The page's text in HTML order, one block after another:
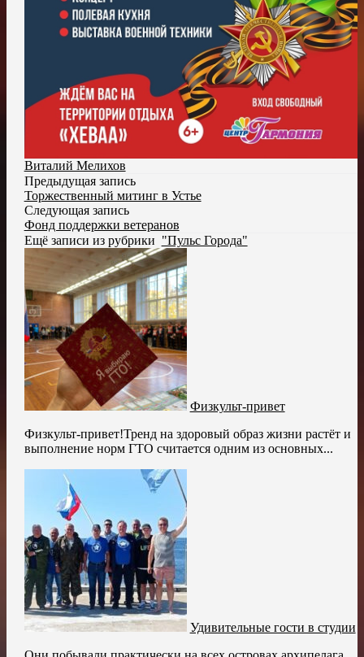
Виталий Мелихов
Предыдущая запись
Торжественный митинг в Устье
Следующая запись
Фонд поддержки ветеранов
Ещё записи из рубрики "Пульс Города"
Физкульт-привет
Физкульт-привет!Тренд на здоровый образ жизни растёт и
выполнение норм ГТО считается одним из основных...
Удивительные гости в студии